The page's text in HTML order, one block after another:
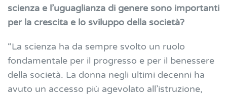
scienza e l’uguaglianza di genere sono importanti
per la crescita e lo sviluppo della società?
“La scienza ha da sempre svolto un ruolo
fondamentale per il progresso e per il benessere
della società. La donna negli ultimi decenni ha
avuto un accesso più agevolato all’istruzione,